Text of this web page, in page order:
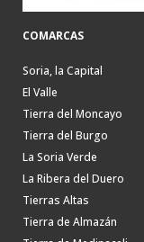
COMARCAS
Soria, la Capital
El Valle
Tierra del Moncayo
Tierra del Burgo
La Soria Verde
La Ribera del Duero
Tierras Altas
Tierra de Almazán